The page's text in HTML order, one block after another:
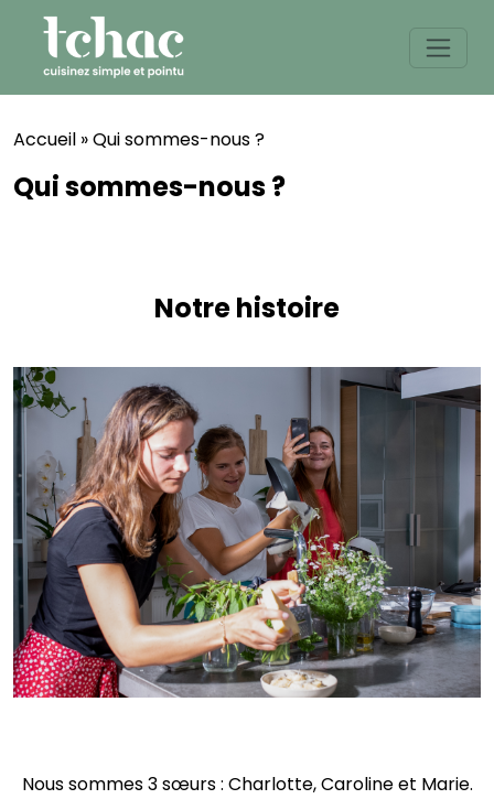
content
Accueil »Qui sommes-nous ?
Qui sommes-nous ?
Notre histoire
Nous sommes 3 sœurs : Charlotte, Caroline et Marie.